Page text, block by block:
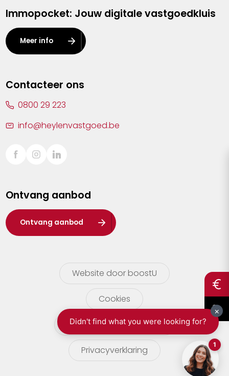
Kalmthout
Leuven
Lier
Sint-Truiden
Waasland
Wuustwezel
Zoersel
Immopocket: Jouw digitale vastgoedkluis
Meer info
Contacteer ons
0800 29 223
info@heylenvastgoed.be
Ontvang aanbod
Ontvang aanbod
Website door boostU
Cookies
gebruikersvoorwaarden
Privacyverklaring